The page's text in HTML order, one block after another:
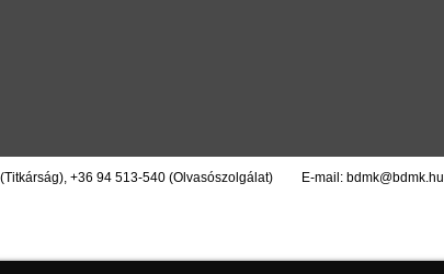
+36 94 513-540(Olvasószolgálat) E-mail: bdmk@bdmk.hu